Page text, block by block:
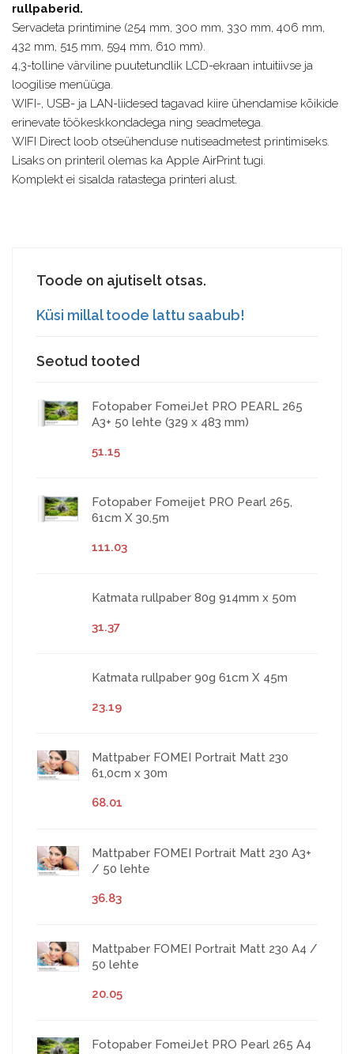
rullpaberid.
Servadeta printimine (254 mm, 300 mm, 330 mm, 406 mm,
432 mm, 515 mm, 594 mm, 610 mm).
4,3-tolline värviline puutetundlik LCD-ekraan intuitiivse ja
loogilise menüüga.
WIFI-, USB- ja LAN-liidesed tagavad kiire ühendamise kõikide
erinevate töökeskkondadega ning seadmetega.
WIFI Direct loob otseühenduse nutiseadmetest printimiseks.
Lisaks on printeril olemas ka Apple AirPrint tugi.
Komplekt ei sisalda ratastega printeri alust.
Toode on ajutiselt otsas.
Küsi millal toode lattu saabub!
Seotud tooted
Fotopaber FomeiJet PRO PEARL 265
A3+ 50 lehte (329 x 483 mm)
51.15
Fotopaber Fomeijet PRO Pearl 265,
61cm X 30,5m
111.03
Katmata rullpaber 80g 914mm x 50m
31.37
Katmata rullpaber 90g 61cm X 45m
23.19
Mattpaber FOMEI Portrait Matt 230
61,0cm x 30m
68.01
Mattpaber FOMEI Portrait Matt 230 A3+
/ 50 lehte
36.83
Mattpaber FOMEI Portrait Matt 230 A4 /
50 lehte
20.05
Fotopaber FomeiJet PRO Pearl 265 A4